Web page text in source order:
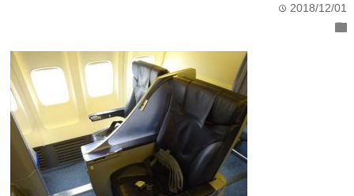
time 2018/12/01
folder